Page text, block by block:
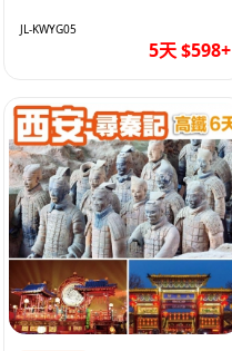
JL-KWYG05
5天 $598+